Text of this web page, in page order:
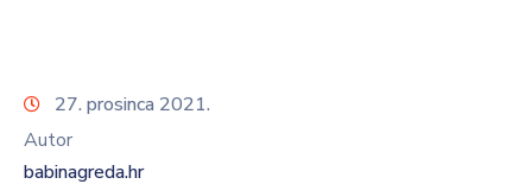
27. prosinca 2021.
Autor
babinagreda.hr